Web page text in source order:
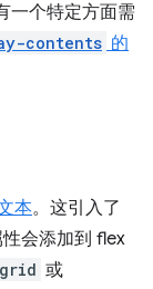
一个特定方面需
contents 的
本。这引入了
会添加到 flex
或